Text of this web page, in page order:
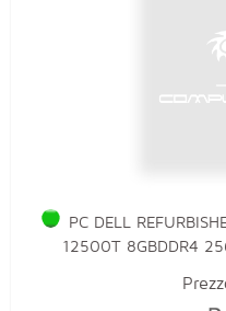
PC DELL
12500T 8GBDDR4